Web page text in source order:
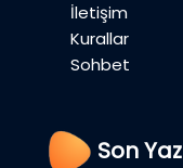
İletişim
Kurallar
Sohbet
Son